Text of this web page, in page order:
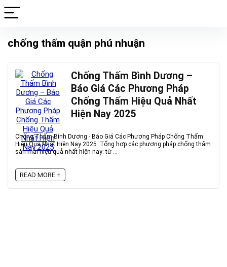
chống thấm quận phú nhuận
Chống Thấm Bình Dương –
Báo Giá Các Phương Pháp
Chống Thấm Hiệu Quả Nhất
Hiện Nay 2025
Chống Thấm Bình Dương - Báo Giá Các Phương Pháp Chống Thấm
Hiệu Quả Nhất Hiện Nay 2025 .Tổng hợp các phương pháp chống thấm
sàn mái hiệu quả nhất hiện nay: từ ...
READ MORE +